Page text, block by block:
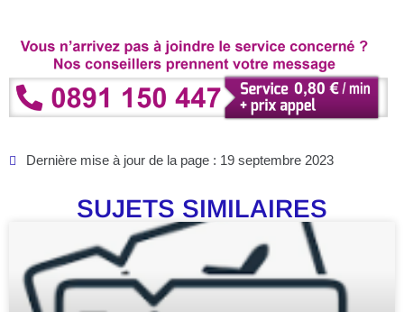
Dernière mise à jour de la page : 19 septembre 2023
SUJETS SIMILAIRES